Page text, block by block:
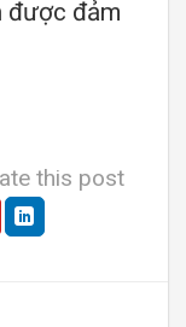
được đảm
this post